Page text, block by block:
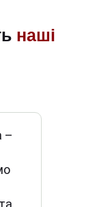
наші
–